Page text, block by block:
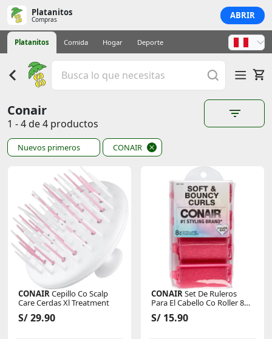
Platanitos
Compras ABRIR
Platanitos Comida Hogar Deporte
Conair
1 - 4 de 4 productos
Nuevos primeros CONAIR
CONAIRCepillo Co Scalp
Care Cerdas Xl Treatment
S/ 29.90
CONAIRSet De Ruleros
Para El Cabello Co Roller 8pk
Extra Large Foam
S/ 15.90